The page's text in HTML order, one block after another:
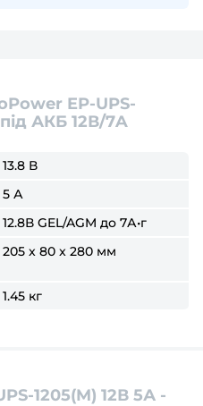
потрібним для
EP-UPS-
АКБ 12В/7A
13.8 В
5 А
12.8В GEL/AGM до 7А•г
205 x 80 x 280 мм
1.45 кг
1205(M) 12В 5А -